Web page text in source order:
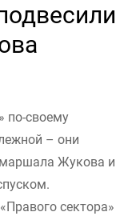
по-своему
– они
Жукова и
сектора»